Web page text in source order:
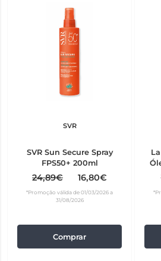
SVR
SVR Sun Secure Spray
FPS50+ 200ml
24,89€ 16,80€
*Promoção válida de 01/03/2026 a
31/08/2026
Comprar